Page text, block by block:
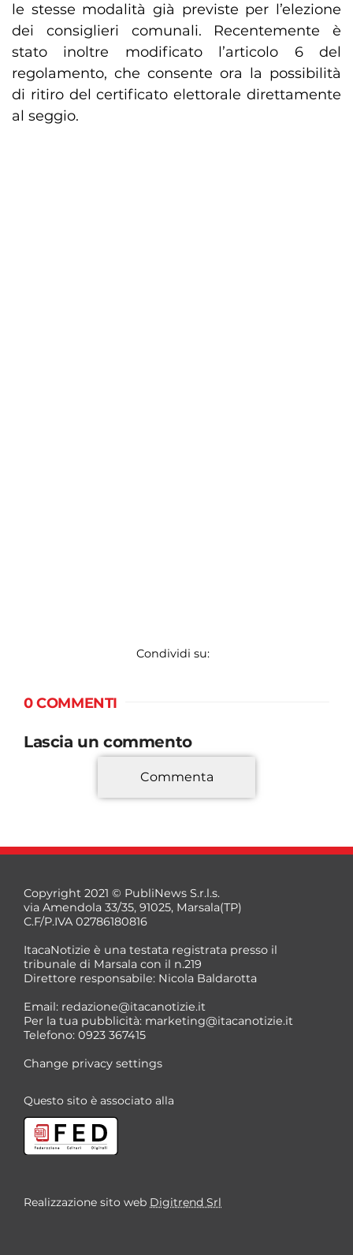
le stesse modalità già previste per l’elezione
dei consiglieri comunali. Recentemente è
stato inoltre modificato l’articolo 6 del
regolamento, che consente ora la possibilità
di ritiro del certificato elettorale direttamente
al seggio.
Condividi su:
0 COMMENTI
Lascia un commento
*
*
Commenta
Copyright 2021 © PubliNews S.r.l.s.
via Amendola 33/35, 91025, Marsala(TP)
C.F/P.IVA 02786180816
ItacaNotizie è una testata registrata presso il
tribunale di Marsala con il n.219
Direttore responsabile: Nicola Baldarotta
Email: redazione@itacanotizie.it
Per la tua pubblicità: marketing@itacanotizie.it
Telefono: 0923 367415
Change privacy settings
Questo sito è associato alla
Realizzazione sito web Digitrend Srl